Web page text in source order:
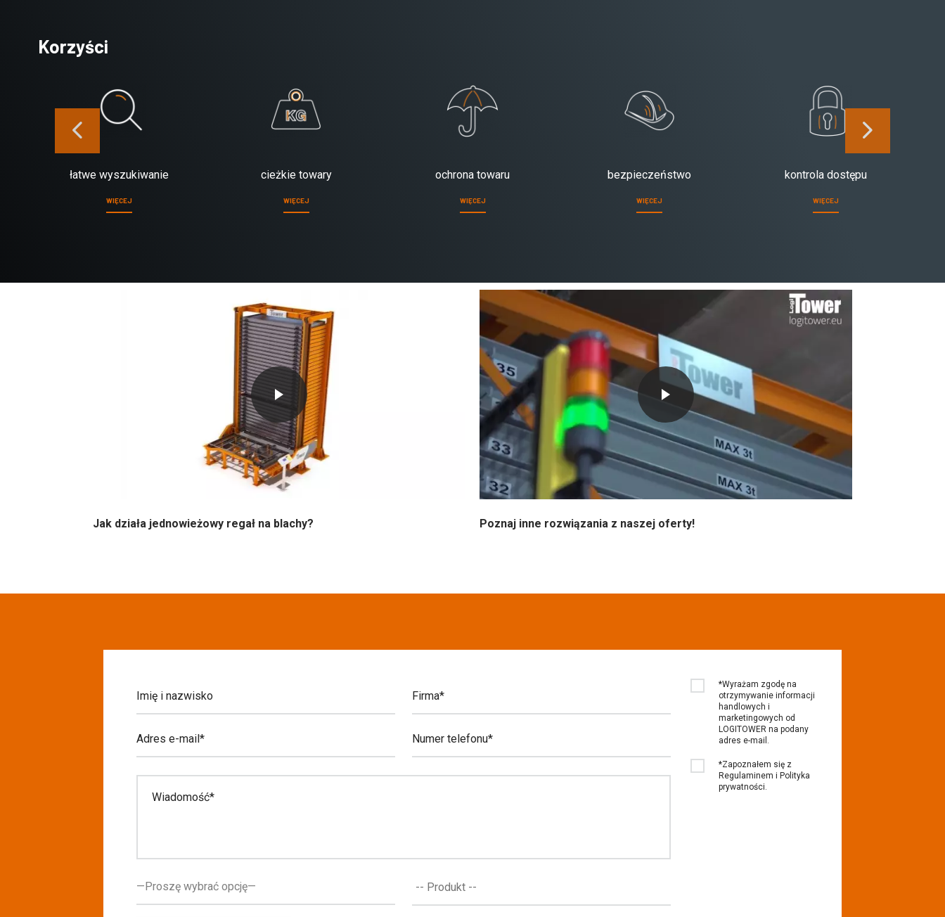
Korzyści
łatwe wyszukiwanie
WIĘCEJ
cieżkie towary
WIĘCEJ
ochrona towaru
WIĘCEJ
bezpieczeństwo
WIĘCEJ
kontrola dostępu
WIĘCEJ
Jak działa jednowieżowy regał na blachy? Poznaj inne rozwiązania z naszej oferty!
*Wyrażam zgodę na
otrzymywanie informacji
handlowych i
marketingowych od
LOGITOWER na podany
adres e-mail.
*Zapoznałem się z
Regulaminem i Polityka
prywatności.